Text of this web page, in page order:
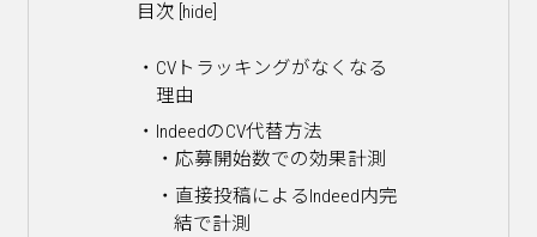
目次 hide
CVトラッキングがなくなる
理由
IndeedのCV代替方法
応募開始数での効果計測
直接投稿によるIndeed内完
結で計測